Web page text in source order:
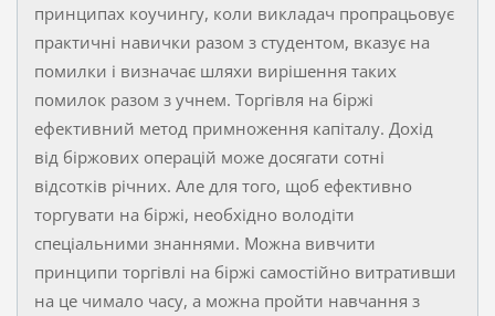
принципах коучингу, коли викладач пропрацьовує
практичні навички разом з студентом, вказує на
помилки і визначає шляхи вирішення таких
помилок разом з учнем. Торгівля на біржі
ефективний метод примноження капіталу. Дохід
від біржових операцій може досягати сотні
відсотків річних. Але для того, щоб ефективно
торгувати на біржі, необхідно володіти
спеціальними знаннями. Можна вивчити
принципи торгівлі на біржі самостійно витративши
на це чимало часу, а можна пройти навчання з